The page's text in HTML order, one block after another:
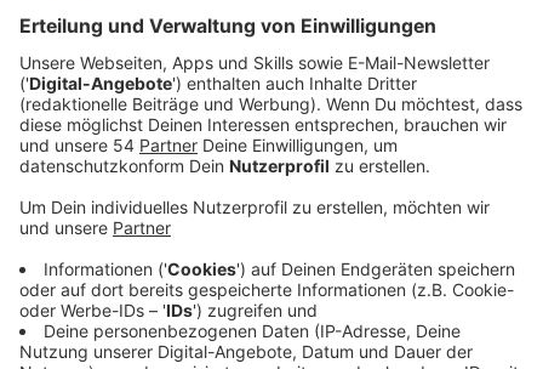
Toastbrot
Tomaten
Eisbergsalat
Anzeige
Anzeige